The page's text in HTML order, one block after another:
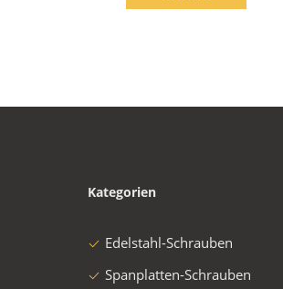
Kategorien
Edelstahl-Schrauben
Spanplatten-Schrauben